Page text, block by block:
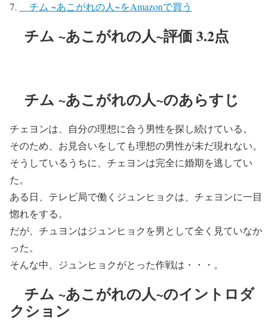
チム ~あこがれの人~をAmazonで買う
チム ~あこがれの人~評価 3.2点
チム ~あこがれの人~のあらすじ
チェヨンは、自分の理想に合う男性を探し続けている。
そのため、お見合いをしても理想の男性が未だ現れない。
そうしているうちに、チェヨンは完全に婚期を逃してい
た。
ある日、テレビ局で働くジュンヒョクは、チェヨンに一目
惚れをする。
だが、チュヨンはジュンヒョクを男として全く見ていなか
った。
そんな中、ジュンヒョクがとった作戦は・・・。
チム ~あこがれの人~のイントロダ
クション